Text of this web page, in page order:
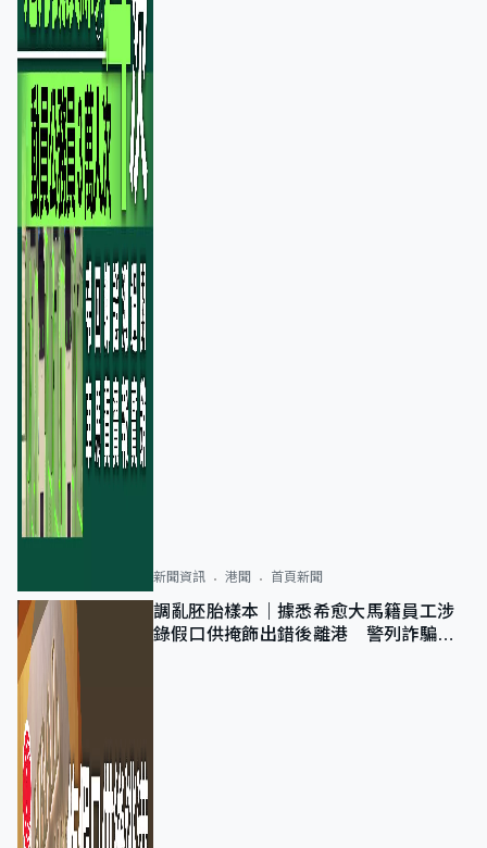
新聞資訊 港聞 首頁新聞
調亂胚胎樣本｜據悉希愈大馬籍員工涉
錄假口供掩飾出錯後離港 警列詐騙